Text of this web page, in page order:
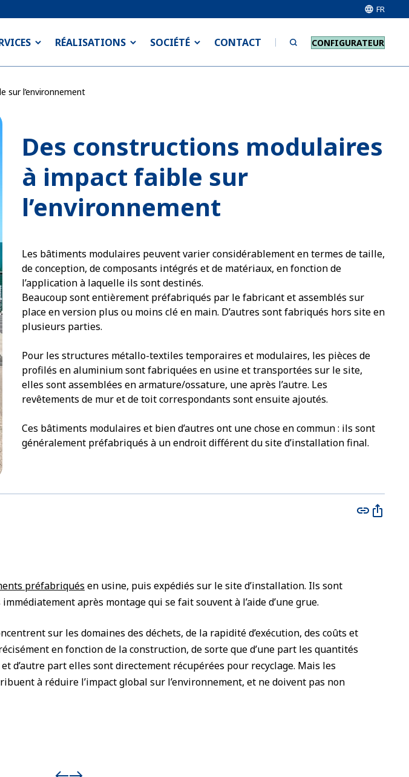
FR
RÉALISATIONS SOCIÉTÉ CONTACT CONFIGURATEUR
sur l’environnement
Des constructions modulaires
à impact faible sur
l’environnement
Les bâtiments modulaires peuvent varier considérablement en termes de taille,
de conception, de composants intégrés et de matériaux, en fonction de
l’application à laquelle ils sont destinés.
Beaucoup sont entièrement préfabriqués par le fabricant et assemblés sur
place en version plus ou moins clé en main. D’autres sont fabriqués hors site en
plusieurs parties.
Pour les structures métallo-textiles temporaires et modulaires, les pièces de
profilés en aluminium sont fabriquées en usine et transportées sur le site,
elles sont assemblées en armature/ossature, une après l’autre. Les
revêtements de mur et de toit correspondants sont ensuite ajoutés.
Ces bâtiments modulaires et bien d’autres ont une chose en commun : ils sont
généralement préfabriqués à un endroit différent du site d’installation final.
préfabriqués en usine, puis expédiés sur le site d’installation. Ils sont
après montage qui se fait souvent à l’aide d’une grue.
sur les domaines des déchets, de la rapidité d’exécution, des coûts et
en fonction de la construction, de sorte que d’une part les quantités
d’autre part elles sont directement récupérées pour recyclage. Mais les
à réduire l’impact global sur l’environnement, et ne doivent pas non